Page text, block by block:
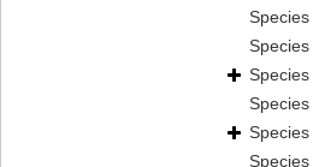
Species
Species
Species
Species
Species
Species